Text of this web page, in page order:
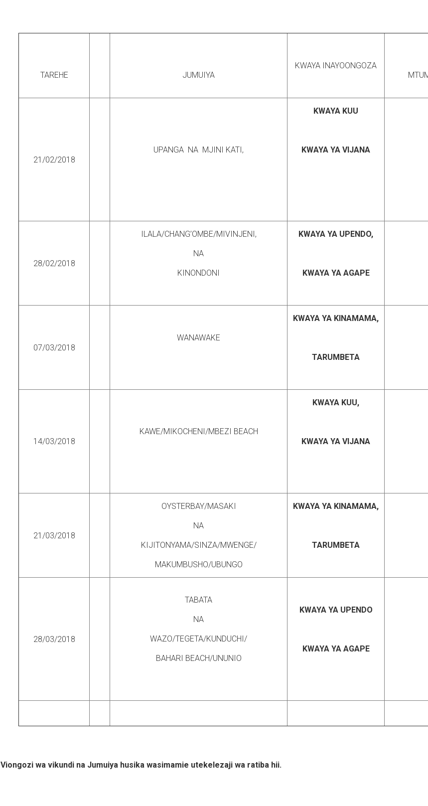
TAREHE JUMUIYA
KWAYA INAYOONGOZA
21/02/2018
UPANGA NA MJINI KATI,
KWAYA KUU
KWAYA YA VIJANA
28/02/2018
ILALA/CHANG’OMBE/MIVINJENI,
NA
KINONDONI
KWAYA YA UPENDO,
KWAYA YA AGAPE
07/03/2018
WANAWAKE
KWAYA YA KINAMAMA,
TARUMBETA
14/03/2018
KAWE/MIKOCHENI/MBEZI BEACH
KWAYA KUU,
KWAYA YA VIJANA
21/03/2018
OYSTERBAY/MASAKI
NA
KIJITONYAMA/SINZA/MWENGE/
MAKUMBUSHO/UBUNGO
KWAYA YA KINAMAMA,
TARUMBETA
28/03/2018
TABATA
NA
WAZO/TEGETA/KUNDUCHI/
BAHARI BEACH/UNUNIO
KWAYA YA UPENDO
KWAYA YA AGAPE
Viongozi wa vikundi na Jumuiya husika wasimamie utekelezaji wa ratiba hii.